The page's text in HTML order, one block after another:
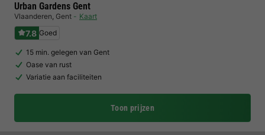
Urban Gardens Gent
Vlaanderen, Gent Kaart
7.8 Goed
15 min. gelegen van Gent
Oase van rust
Variatie aan faciliteiten
Toon prijzen